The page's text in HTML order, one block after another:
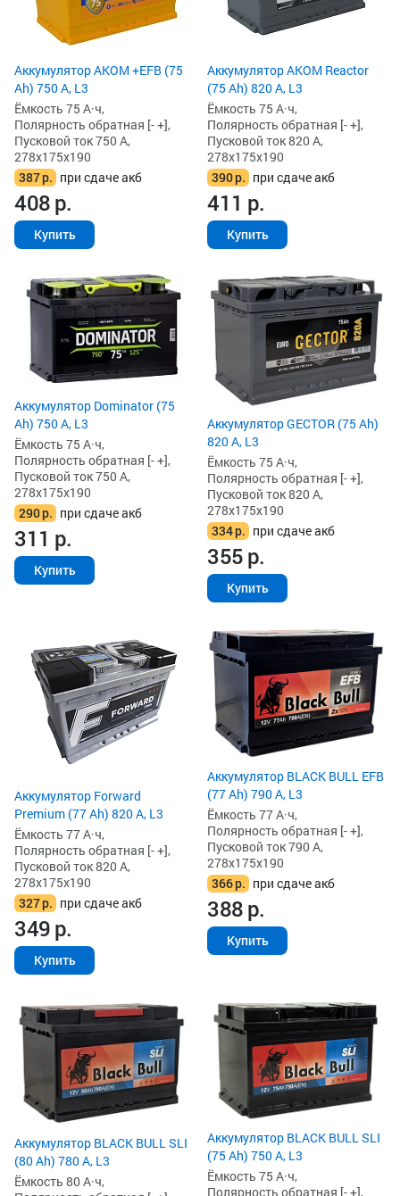
Аккумулятор AKOM +EFB (75
Ah) 750 А, L3
Ёмкость 75 А·ч,
Полярность обратная [- +],
Пусковой ток 750 А,
278x175x190
387р. при сдаче акб
408р.
Купить
Аккумулятор AKOM Reactor
(75 Ah) 820 А, L3
Ёмкость 75 А·ч,
Полярность обратная [- +],
Пусковой ток 820 А,
278x175x190
390р. при сдаче акб
411 р.
Купить
Аккумулятор Dominator (75
Ah) 750 А, L3
Ёмкость 75 А·ч,
Полярность обратная [- +],
Пусковой ток 750 А,
278x175x190
290р. при сдаче акб
311 р.
Купить
Аккумулятор GECTOR (75 Ah)
820 А, L3
Ёмкость 75 А·ч,
Полярность обратная [- +],
Пусковой ток 820 А,
278x175x190
334р. при сдаче акб
355р.
Купить
Аккумулятор Forward
Premium (77 Ah) 820 А, L3
Ёмкость 77 А·ч,
Полярность обратная [- +],
Пусковой ток 820 А,
278x175x190
327р. при сдаче акб
349р.
Купить
Аккумулятор BLACK BULL EFB
(77 Ah) 790 А, L3
Ёмкость 77 А·ч,
Полярность обратная [- +],
Пусковой ток 790 А,
278x175x190
366р. при сдаче акб
388р.
Купить
Аккумулятор BLACK BULL SLI
(80 Ah) 780 А, L3
Ёмкость 80 А·ч,
Аккумулятор BLACK BULL SLI
(75 Ah) 750 А, L3
Ёмкость 75 А·ч,
Полярность обратная [- +],